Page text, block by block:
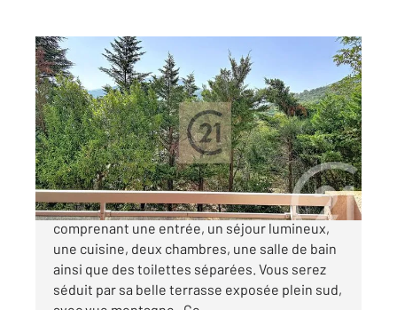
AMELIE LES BAINS PALALDA 66
53,09 m
2, 3 pièces
Ref : 10874
Appartement F2 Bis à vendre
80 000 €
AMELIE LES BAINS : Appartement de type F3,
comprenant une entrée, un séjour lumineux,
une cuisine, deux chambres, une salle de bain
ainsi que des toilettes séparées. Vous serez
séduit par sa belle terrasse exposée plein sud,